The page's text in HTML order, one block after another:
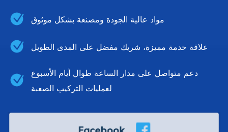
مواد عالية الجودة ومصنعة بشكل موثوق
علاقة خدمة مميزة، شريك مفضل على المدى الطويل
دعم متواصل على مدار الساعة طوال أيام الأسبوع
لعمليات التركيب الصعبة